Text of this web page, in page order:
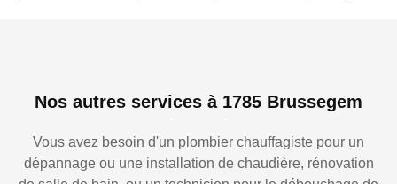
Nos autres services à 1785 Brussegem
Vous avez besoin d'un plombier chauffagiste pour un
dépannage ou une installation de chaudière, rénovation